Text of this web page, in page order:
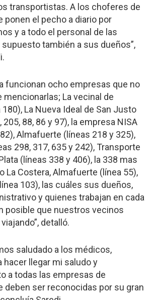
transportistas. A los choferes de
ponen el pecho a diario por
y a todo el personal de las
también a sus dueños”,
funcionan ocho empresas que no
mencionarlas; La vecinal de
La Nueva Ideal de San Justo
205, 88, 86 y 97), la empresa NISA
Almafuerte (líneas 218 y 325),
298, 317, 635 y 242), Transporte
(líneas 338 y 406), la 338 mas
La Costera, Almafuerte (línea 55),
103), las cuáles sus dueños,
y quienes trabajan en cada
posible que nuestros vecinos
detalló.
saludado a los médicos,
hacer llegar mi saludo y
a todas las empresas de
deben ser reconocidas por su gran